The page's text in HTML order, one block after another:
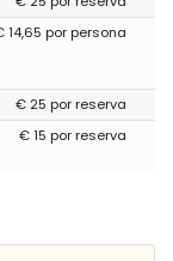
14,65 por persona
€ 25 por reserva
€ 15 por reserva